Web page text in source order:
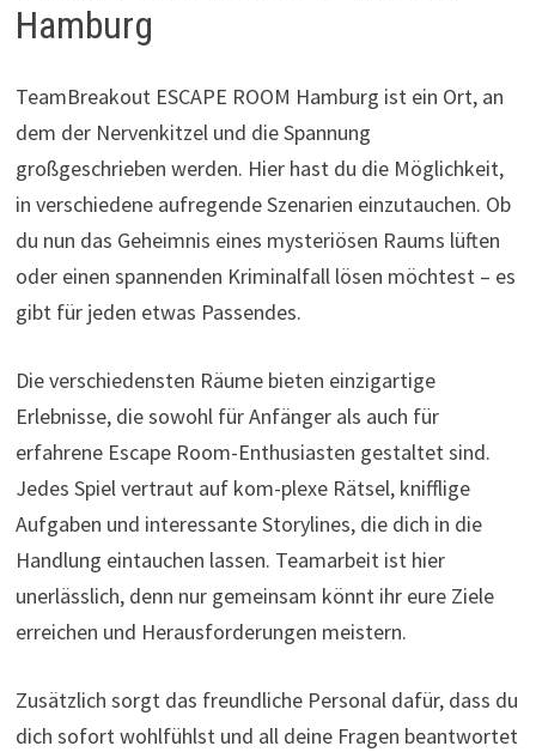
Hamburg
TeamBreakout ESCAPE ROOM Hamburg ist ein Ort, an
dem der Nervenkitzel und die Spannung
großgeschrieben werden. Hier hast du die Möglichkeit,
in verschiedene aufregende Szenarien einzutauchen. Ob
du nun das Geheimnis eines mysteriösen Raums lüften
oder einen spannenden Kriminalfall lösen möchtest – es
gibt für jeden etwas Passendes.
Die verschiedensten Räume bieten einzigartige
Erlebnisse, die sowohl für Anfänger als auch für
erfahrene Escape Room-Enthusiasten gestaltet sind.
Jedes Spiel vertraut auf kom-plexe Rätsel, knifflige
Aufgaben und interessante Storylines, die dich in die
Handlung eintauchen lassen. Teamarbeit ist hier
unerlässlich, denn nur gemeinsam könnt ihr eure Ziele
erreichen und Herausforderungen meistern.
Zusätzlich sorgt das freundliche Personal dafür, dass du
dich sofort wohlfühlst und all deine Fragen beantwortet